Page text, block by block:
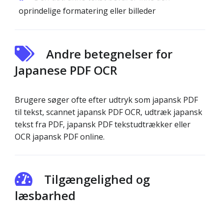
oprindelige formatering eller billeder
Andre betegnelser for
Japanese PDF OCR
Brugere søger ofte efter udtryk som japansk PDF
til tekst, scannet japansk PDF OCR, udtræk japansk
tekst fra PDF, japansk PDF tekstudtrækker eller
OCR japansk PDF online.
Tilgængelighed og
læsbarhed